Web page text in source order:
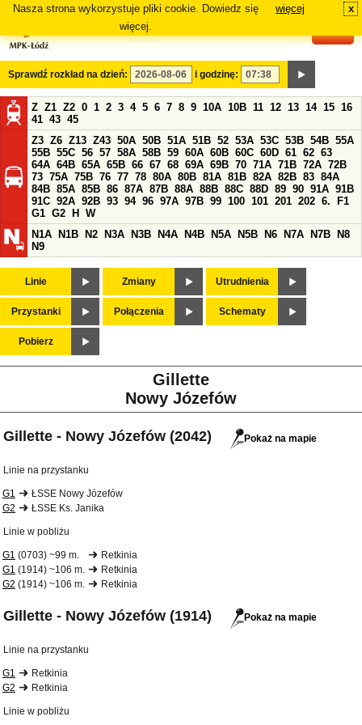
Nasza strona wykorzystuje pliki cookie. Dowiedz się
więcej.
więcej x
Sprawdź rozkład na dzień: i godzinę:
Z Z1 Z2 0 1 2 3 4 5 6 7 8 9 10A 10B 11 12 13 14 15 16
41 43 45
Z3 Z6 Z13 Z43 50A 50B 51A 51B 52 53A 53C 53B 54B 55A
55B 55C 56 57 58A 58B 59 60A 60B 60C 60D 61 62 63
64A 64B 65A 65B 66 67 68 69A 69B 70 71A 71B 72A 72B
73 75A 75B 76 77 78 80A 80B 81A 81B 82A 82B 83 84A
84B 85A 85B 86 87A 87B 88A 88B 88C 88D 89 90 91A 91B
91C 92A 92B 93 94 96 97A 97B 99 100 101 201 202 6.
F1
G1 G2 H
W
N1A
N1B N2 N3A N3B N4A N4B N5A N5B N6 N7A N7B
N8
N9
Linie Zmiany Utrudnienia
Przystanki Połączenia Schematy
Pobierz
Gillette
Nowy Józefów
Gillette - Nowy Józefów (2042) Pokaż na mapie
Linie na przystanku
G1
ŁSSE Nowy Józefów
G2
ŁSSE Ks. Janika
Linie w pobliżu
G1 (0703) ~99 m.
Retkinia
G1 (1914) ~106 m.
Retkinia
G2 (1914) ~106 m. Retkinia
Gillette - Nowy Józefów (1914) Pokaż na mapie
Linie na przystanku
G1
Retkinia
G2
Retkinia
Linie w pobliżu